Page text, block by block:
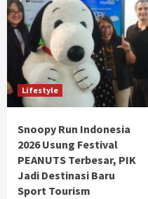
Lifestyle
Snoopy Run Indonesia
2026 Usung Festival
PEANUTS Terbesar, PIK
Jadi Destinasi Baru
Sport Tourism